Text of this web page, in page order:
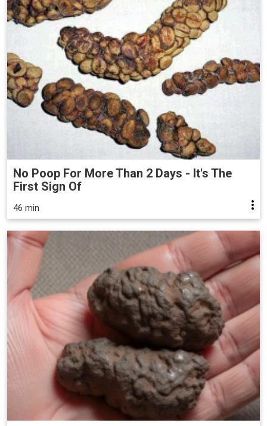
No Poop For More Than 2 Days - It's The
First Sign Of
46 min